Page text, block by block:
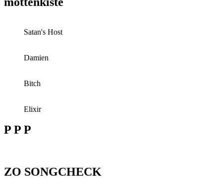
Satan's Host
Damien
Bitch
Elixir
P P P
ZO SONGCHECK